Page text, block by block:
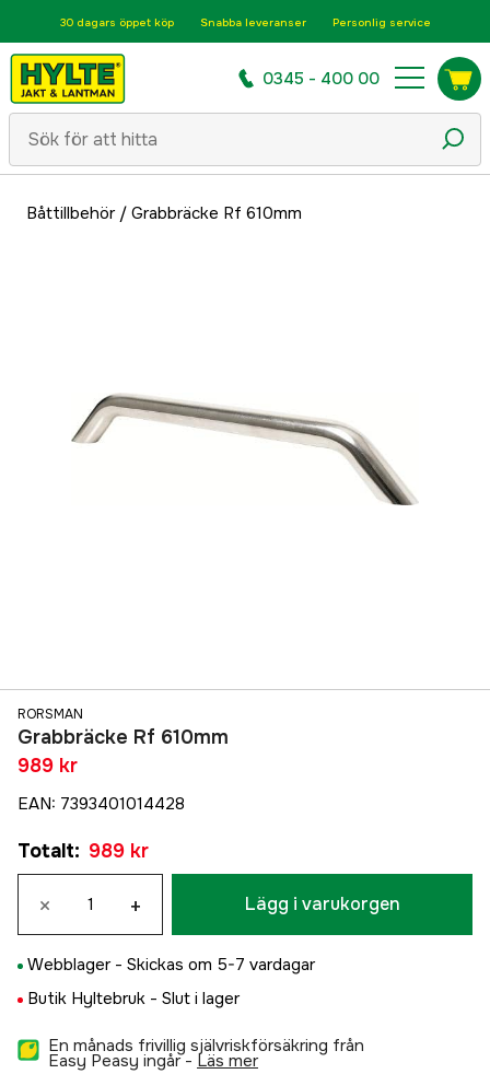
30 dagars öppet köp Snabba leveranser Personlig service
0345 - 400 00
Båttillbehör/ Grabbräcke Rf 610mm
RORSMAN
Grabbräcke Rf 610mm
989 kr
EAN: 7393401014428
Totalt: 989 kr
× + Lägg i varukorgen
Webblager - Skickas om 5-7 vardagar
Butik Hyltebruk - Slut i lager
En månads frivillig självriskförsäkring från
Easy Peasy ingår - läs mer